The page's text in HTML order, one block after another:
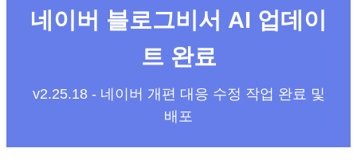
네이버 블로그비서 AI 업데이
트 완료
v2.25.18 - 네이버 개편 대응 수정 작업 완료 및
배포